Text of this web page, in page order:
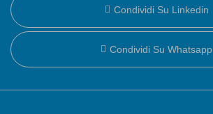
Condividi Su Linkedin
Condividi Su Whatsapp